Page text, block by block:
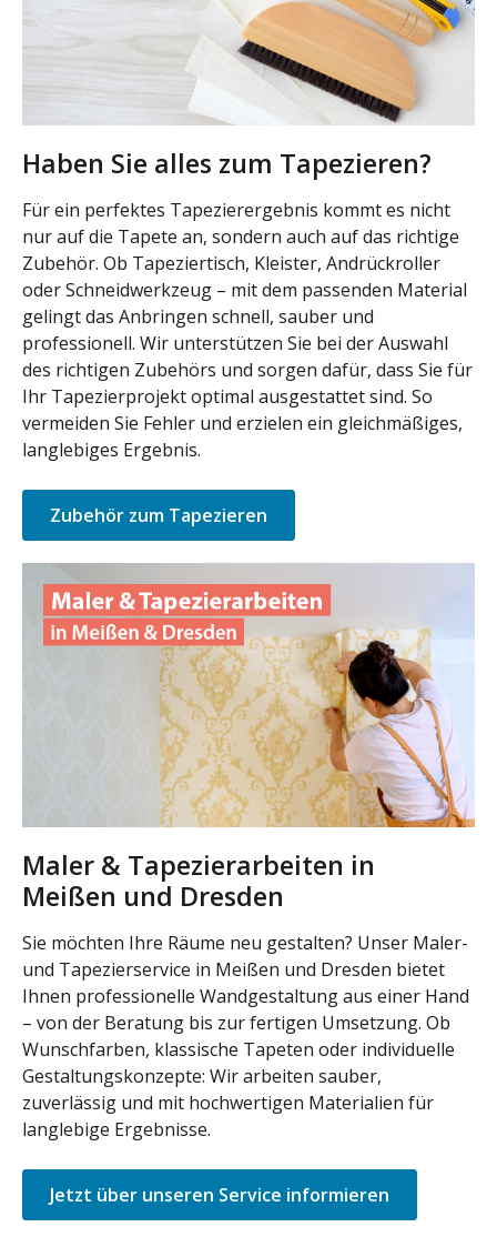
Haben Sie alles zum Tapezieren?
Für ein perfektes Tapezierergebnis kommt es nicht
nur auf die Tapete an, sondern auch auf das richtige
Zubehör. Ob Tapeziertisch, Kleister, Andrückroller
oder Schneidwerkzeug – mit dem passenden Material
gelingt das Anbringen schnell, sauber und
professionell. Wir unterstützen Sie bei der Auswahl
des richtigen Zubehörs und sorgen dafür, dass Sie für
Ihr Tapezierprojekt optimal ausgestattet sind. So
vermeiden Sie Fehler und erzielen ein gleichmäßiges,
langlebiges Ergebnis.
Zubehör zum Tapezieren
Maler & Tapezierarbeiten in
Meißen und Dresden
Sie möchten Ihre Räume neu gestalten? Unser Maler-
und Tapezierservice in Meißen und Dresden bietet
Ihnen professionelle Wandgestaltung aus einer Hand
– von der Beratung bis zur fertigen Umsetzung. Ob
Wunschfarben, klassische Tapeten oder individuelle
Gestaltungskonzepte: Wir arbeiten sauber,
zuverlässig und mit hochwertigen Materialien für
langlebige Ergebnisse.
Jetzt über unseren Service informieren